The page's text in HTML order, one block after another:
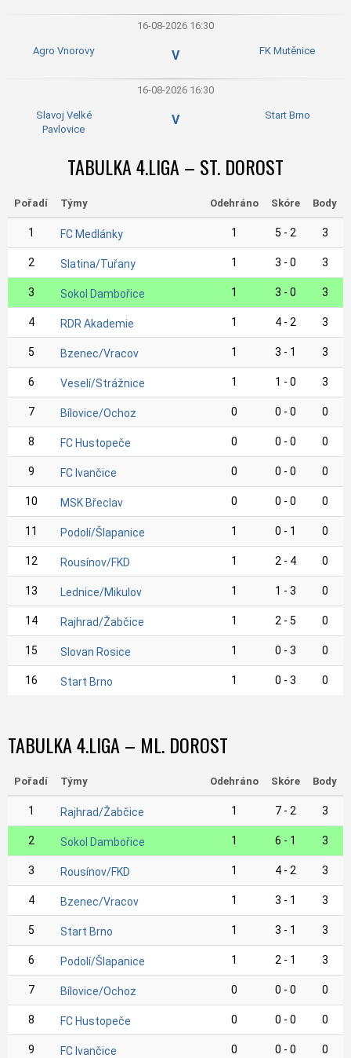
16-08-2026 16:30
Agro Vnorovy V FK Mutěnice
16-08-2026 16:30
Slavoj Velké
Pavlovice
V Start Brno
TABULKA 4.LIGA – ST. DOROST
Pořadí Týmy Odehráno Skóre Body
1 FC Medlánky 1 5 - 2 3
2 Slatina/Tuřany 1 3 - 0 3
3 Sokol Dambořice 1 3 - 0 3
4 RDR Akademie 1 4 - 2 3
5 Bzenec/Vracov 1 3 - 1 3
6 Veselí/Strážnice 1 1 - 0 3
7 Bílovice/Ochoz 0 0 - 0 0
8 FC Hustopeče 0 0 - 0 0
9 FC Ivančice 0 0 - 0 0
10 MSK Břeclav 0 0 - 0 0
11 Podolí/Šlapanice 1 0 - 1 0
12 Rousínov/FKD 1 2 - 4 0
13 Lednice/Mikulov 1 1 - 3 0
14 Rajhrad/Žabčice 1 2 - 5 0
15 Slovan Rosice 1 0 - 3 0
16 Start Brno 1 0 - 3 0
TABULKA 4.LIGA – ML. DOROST
Pořadí Týmy Odehráno Skóre Body
1 Rajhrad/Žabčice 1 7 - 2 3
2 Sokol Dambořice 1 6 - 1 3
3 Rousínov/FKD 1 4 - 2 3
4 Bzenec/Vracov 1 3 - 1 3
5 Start Brno 1 3 - 1 3
6 Podolí/Šlapanice 1 2 - 1 3
7 Bílovice/Ochoz 0 0 - 0 0
8 FC Hustopeče 0 0 - 0 0
9 FC Ivančice 0 0 - 0 0